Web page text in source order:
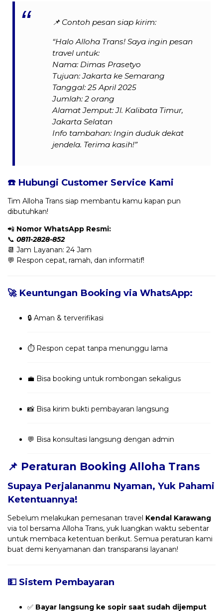
📌 Contoh pesan siap kirim:
“Halo Alloha Trans! Saya ingin pesan
travel untuk:
Nama: Dimas Prasetyo
Tujuan: Jakarta ke Semarang
Tanggal: 25 April 2025
Jumlah: 2 orang
Alamat Jemput: Jl. Kalibata Timur,
Jakarta Selatan
Info tambahan: Ingin duduk dekat
jendela. Terima kasih!”
☎️ Hubungi Customer Service Kami
Tim Alloha Trans siap membantu kamu kapan pun
dibutuhkan!
📲 Nomor WhatsApp Resmi:
📞 0811-2828-852
📆 Jam Layanan: 24 Jam
💬 Respon cepat, ramah, dan informatif!
🚀 Keuntungan Booking via WhatsApp:
🔒 Aman & terverifikasi
⏱️ Respon cepat tanpa menunggu lama
💼 Bisa booking untuk rombongan sekaligus
📸 Bisa kirim bukti pembayaran langsung
💬 Bisa konsultasi langsung dengan admin
📌 Peraturan Booking Alloha Trans
Supaya Perjalananmu Nyaman, Yuk Pahami
Ketentuannya!
Sebelum melakukan pemesanan travel Kendal Karawang
via tol bersama Alloha Trans, yuk luangkan waktu sebentar
untuk membaca ketentuan berikut. Semua peraturan kami
buat demi kenyamanan dan transparansi layanan!
💵 Sistem Pembayaran
✅ Bayar langsung ke sopir saat sudah dijemput